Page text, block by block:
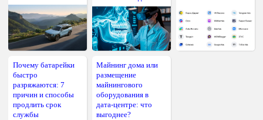
Почему батарейки
быстро
разряжаются: 7
причин и способы
продлить срок
службы
Майнинг дома или
размещение
майнингового
оборудования в
дата-центре: что
выгоднее?